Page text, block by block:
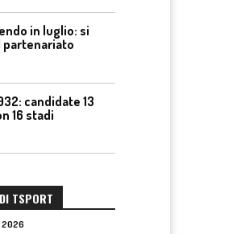
in luglio: si
partenariato
candidate 13
16 stadi
TSPORT
2026